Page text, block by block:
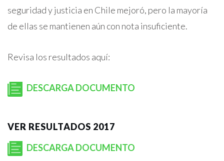
seguridad y justicia en Chile mejoró, pero la mayoría
de ellas se mantienen aún con nota insuficiente.
Revisa los resultados aquí:
DESCARGA DOCUMENTO
VER RESULTADOS 2017
DESCARGA DOCUMENTO